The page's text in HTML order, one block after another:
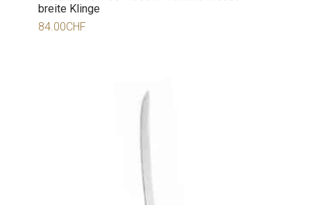
breite Klinge
84.00CHF